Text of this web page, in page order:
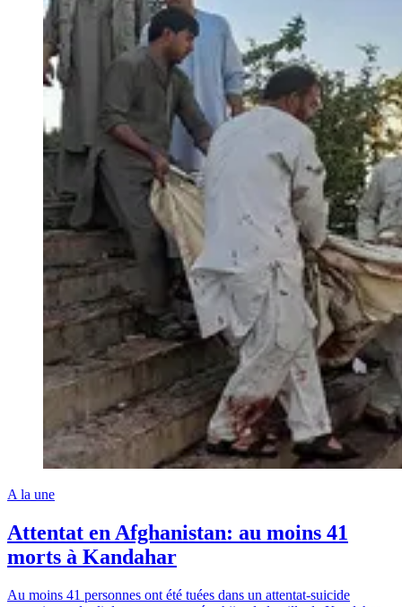
A la une
Attentat en Afghanistan: au moins 41
morts à Kandahar
Au moins 41 personnes ont été tuées dans un attentat-suicide